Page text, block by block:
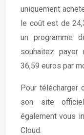
uniquement
le coût est de
un programme
souhaitez
36,59 euros par
Pour télécharger
son site
également vous
Cloud.